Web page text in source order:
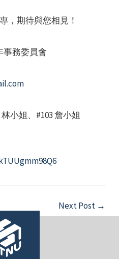
，期待與您相見！
事務委員會
林小姐、#103 詹小姐
Next Post →